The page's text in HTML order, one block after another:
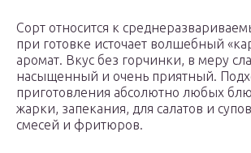
Сорт относится к
при готовке источает волшебный
аромат. Вкус без горчинки, в меру
насыщенный и очень приятный.
приготовления абсолютно любых
жарки, запекания, для салатов и
смесей и фритюров.